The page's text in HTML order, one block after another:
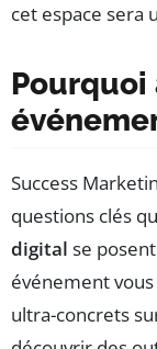
cet espace sera
Pourquoi
Success
questions clés
digital se
événement
ultra-concrets